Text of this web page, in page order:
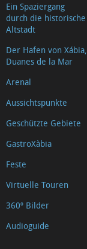
Ein Spaziergang
durch die historische
Altstadt
Der Hafen von Xábia,
Duanes de la Mar
Arenal
Aussichtspunkte
Geschützte Gebiete
GastroXàbia
Feste
Virtuelle Touren
360º Bilder
Audioguide